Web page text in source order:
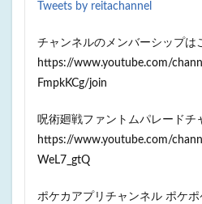
Tweets by reitachannel
チャンネルのメンバーシップは
https://www.youtube.com/
FmpkKCg/join
呪術廻戦ファントムパレードチ
https://www.youtube.com/
WeL7_gtQ
ポケカアプリチャンネル ポケポ